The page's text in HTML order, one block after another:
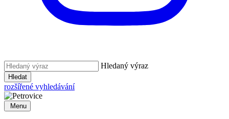
Hledaný výraz
Hledat
rozšířené vyhledávání
Menu